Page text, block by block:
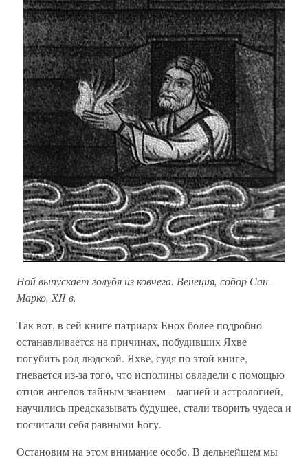
Ной выпускает голубя из ковчега. Венеция, собор Сан-
Марко, XII в.
Так вот, в сей книге патриарх Енох более подробно
останавливается на причинах, побудивших Яхве
погубить род людской. Яхве, судя по этой книге,
гневается из-за того, что исполины овладели с помощью
отцов-ангелов тайным знанием – магией и астрологией,
научились предсказывать будущее, стали творить чудеса и
посчитали себя равными Богу.
Остановим на этом внимание особо. В дельнейшем мы